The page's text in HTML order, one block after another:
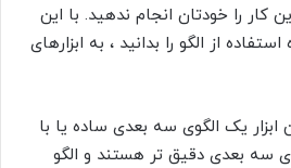
کار را خودتان انجام ندهید. با این
از الگو را بدانید ، به ابزارهای
ابزار یک الگوی سه بعدی ساده یا با
سه بعدی دقیق تر هستند و الگو